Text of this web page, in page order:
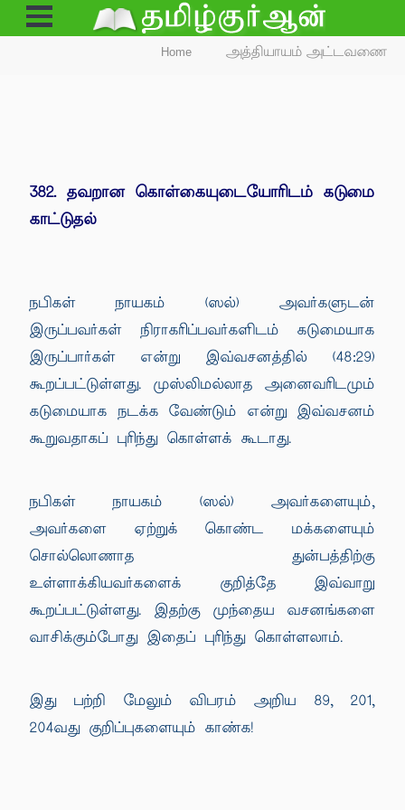
Open
Menu
Home அத்தியாயம் அட்டவணை
382. தவறான கொள்கையுடையோரிடம் கடுமை
காட்டுதல்
நபிகள் நாயகம் (ஸல்) அவர்களுடன்
இருப்பவர்கள் நிராகரிப்பவர்களிடம் கடுமையாக
இருப்பார்கள் என்று இவ்வசனத்தில் (48:29)
கூறப்பட்டுள்ளது. முஸ்லிமல்லாத அனைவரிடமும்
கடுமையாக நடக்க வேண்டும் என்று இவ்வசனம்
கூறுவதாகப் புரிந்து கொள்ளக் கூடாது.
நபிகள் நாயகம் (ஸல்) அவர்களையும்,
அவர்களை ஏற்றுக் கொண்ட மக்களையும்
சொல்லொணாத துன்பத்திற்கு
உள்ளாக்கியவர்களைக் குறித்தே இவ்வாறு
கூறப்பட்டுள்ளது. இதற்கு முந்தைய வசனங்களை
வாசிக்கும்போது இதைப் புரிந்து கொள்ளலாம்.
இது பற்றி மேலும் விபரம் அறிய 89, 201,
204வது குறிப்புகளையும் காண்க!